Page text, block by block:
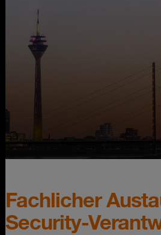
Fachlicher
Security-